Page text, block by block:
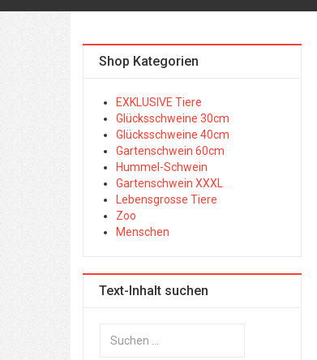
Shop Kategorien
EXKLUSIVE Tiere
Glücksschweine 30cm
Glücksschweine 40cm
Gartenschwein 60cm
Hummel-Schwein
Gartenschwein XXXL
Lebensgrosse Tiere
Zoo
Menschen
Text-Inhalt suchen